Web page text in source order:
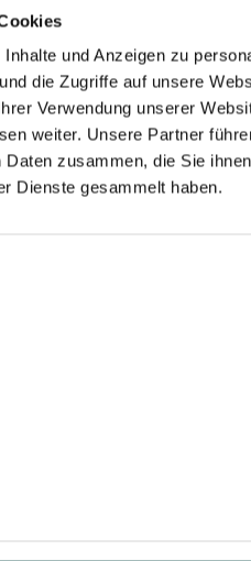
und Anzeigen zu
die Zugriffe auf unsere
Verwendung unserer
weiter. Unsere Partner
zusammen, die Sie
Dienste gesammelt haben.